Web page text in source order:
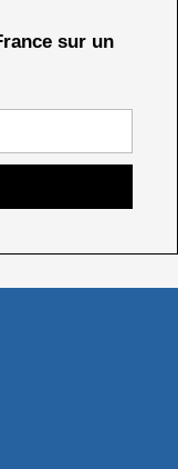
sur un